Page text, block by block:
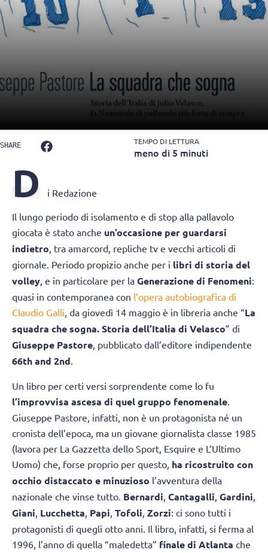
SHARE TEMPO DI LETTURA
meno di 5 minuti
D i Redazione
Il lungo periodo di isolamento e di stop alla pallavolo
giocata è stato anche un’occasione per guardarsi
indietro, tra amarcord, repliche tv e vecchi articoli di
giornale. Periodo propizio anche per i libri di storia del
volley, e in particolare per la Generazione di Fenomeni:
quasi in contemporanea con l’opera autobiografica di
Claudio Galli, da giovedì 14 maggio è in libreria anche “La
squadra che sogna. Storia dell’Italia di Velasco” di
Giuseppe Pastore, pubblicato dall’editore indipendente
66th and 2nd.
Un libro per certi versi sorprendente come lo fu
l’improvvisa ascesa di quel gruppo fenomenale
Giuseppe Pastore, infatti, non è un protagonista né un
cronista dell’epoca, ma un giovane giornalista classe 1985
(lavora per La Gazzetta dello Sport, Esquire e L’Ultimo
Uomo) che, forse proprio per questo, ha ricostruito con
occhio distaccato e minuzioso l’avventura della
nazionale che vinse tutto. Bernardi Cantagalli Gardini
Giani Lucchetta Papi Tofoli Zorzi: ci sono tutti i
protagonisti di quegli otto anni. Il libro, infatti, si ferma al
1996, l’anno di quella “maledetta” finale di Atlanta che